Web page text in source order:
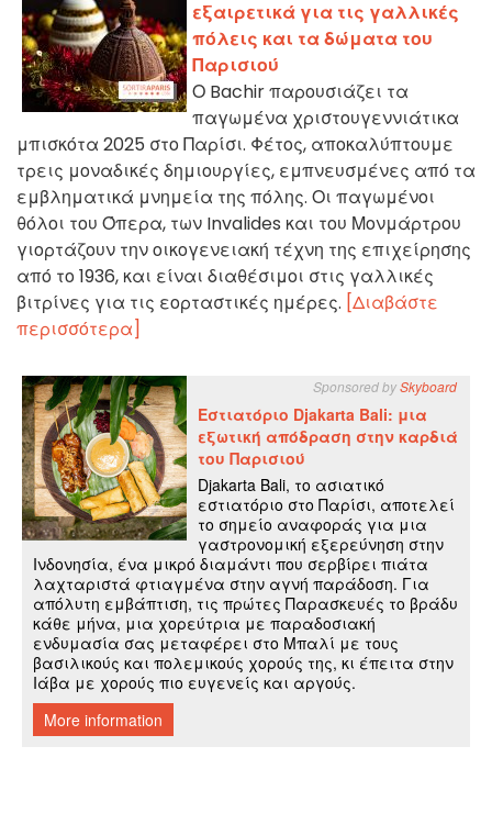
εξαιρετικά για τις γαλλικές
πόλεις και τα δώματα του
Παρισιού
Ο Bachir παρουσιάζει τα
παγωμένα χριστουγεννιάτικα
μπισκότα 2025 στο Παρίσι. Φέτος, αποκαλύπτουμε
τρεις μοναδικές δημιουργίες, εμπνευσμένες από τα
εμβληματικά μνημεία της πόλης. Οι παγωμένοι
θόλοι του Όπερα, των Invalides και του Μονμάρτρου
γιορτάζουν την οικογενειακή τέχνη της επιχείρησης
από το 1936, και είναι διαθέσιμοι στις γαλλικές
βιτρίνες για τις εορταστικές ημέρες. [Διαβάστε
περισσότερα]